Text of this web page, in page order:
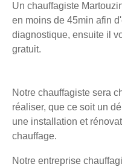
Un chauffagiste
en moins de 45min afin
diagnostique, ensuite il
gratuit.
Notre chauffagiste sera
réaliser, que ce soit un
une installation et
chauffage.
Notre entreprise